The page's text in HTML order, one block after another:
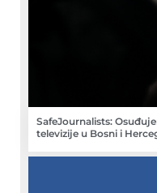
SafeJournalists:
televizije u Bosni i